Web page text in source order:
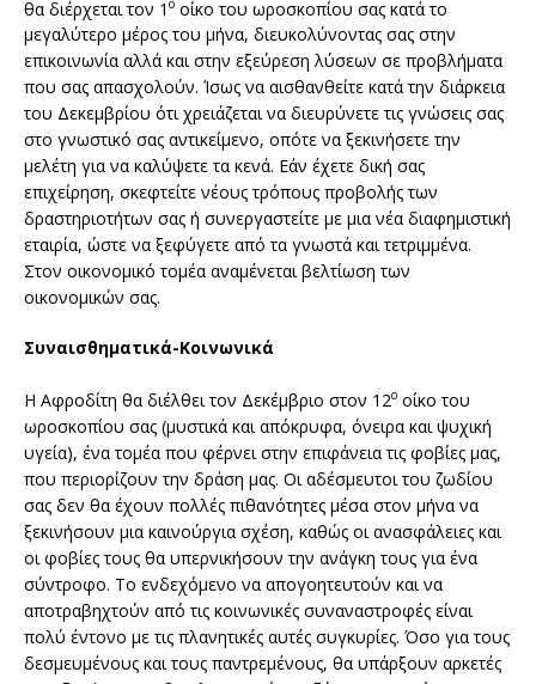
θα διέρχεται τον 1
οίκο του ωροσκοπίου σας κατά το
μεγαλύτερο μέρος του μήνα, διευκολύνοντας σας στην
επικοινωνία αλλά και στην εξεύρεση λύσεων σε προβλήματα
που σας απασχολούν. Ίσως να αισθανθείτε κατά την διάρκεια
του Δεκεμβρίου ότι χρειάζεται να διευρύνετε τις γνώσεις σας
στο γνωστικό σας αντικείμενο, οπότε να ξεκινήσετε την
μελέτη για να καλύψετε τα κενά. Εάν έχετε δική σας
επιχείρηση, σκεφτείτε νέους τρόπους προβολής των
δραστηριοτήτων σας ή συνεργαστείτε με μια νέα διαφημιστική
εταιρία, ώστε να ξεφύγετε από τα γνωστά και τετριμμένα.
Στον οικονομικό τομέα αναμένεται βελτίωση των
οικονομικών σας.
Συναισθηματικά-Κοινωνικά
Η Αφροδίτη θα διέλθει τον Δεκέμβριο στον 12ο οίκο του
ωροσκοπίου σας (μυστικά και απόκρυφα, όνειρα και ψυχική
υγεία), ένα τομέα που φέρνει στην επιφάνεια τις φοβίες μας,
που περιορίζουν την δράση μας. Οι αδέσμευτοι του ζωδίου
σας δεν θα έχουν πολλές πιθανότητες μέσα στον μήνα να
ξεκινήσουν μια καινούργια σχέση, καθώς οι ανασφάλειες και
οι φοβίες τους θα υπερνικήσουν την ανάγκη τους για ένα
σύντροφο. Το ενδεχόμενο να απογοητευτούν και να
αποτραβηχτούν από τις κοινωνικές συναναστροφές είναι
πολύ έντονο με τις πλανητικές αυτές συγκυρίες. Όσο για τους
δεσμευμένους και τους παντρεμένους, θα υπάρξουν αρκετές